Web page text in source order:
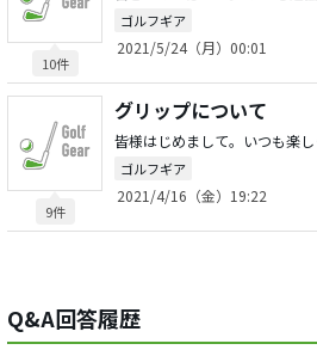
10件
ゴルフギア
2021/5/24（月）00:01
9件
グリップについて
ゴルフギア
2021/4/16（金）19:22
Q&A回答履歴